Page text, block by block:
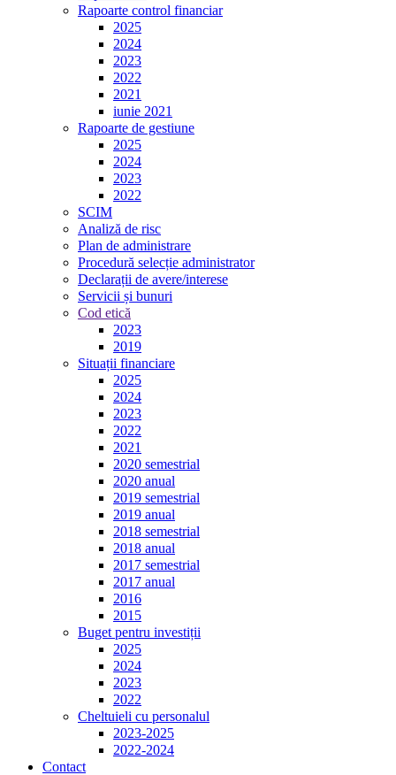
Rapoarte control financiar
2025
2024
2023
2022
2021
iunie 2021
Rapoarte de gestiune
2025
2024
2023
2022
SCIM
Analiză de risc
Plan de administrare
Procedură selecție administrator
Declarații de avere/interese
Servicii și bunuri
Cod etică
2023
2019
Situații financiare
2025
2024
2023
2022
2021
2020 semestrial
2020 anual
2019 semestrial
2019 anual
2018 semestrial
2018 anual
2017 semestrial
2017 anual
2016
2015
Buget pentru investiții
2025
2024
2023
2022
Cheltuieli cu personalul
2023-2025
2022-2024
Contact